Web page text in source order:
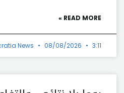
READ MORE »
News 08/08/2026 3:11 م